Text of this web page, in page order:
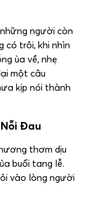
người còn
có trôi, khi nhìn
ùa về, nhẹ
một câu
kịp nói thành
Đau
thơm dịu
buổi tang lễ.
vào lòng người